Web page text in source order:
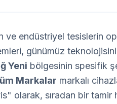
ve endüstriyel tesislerin
günümüz
Yeni bölgesinin spesifik
Markalar markalı
olarak, sıradan bir tamir